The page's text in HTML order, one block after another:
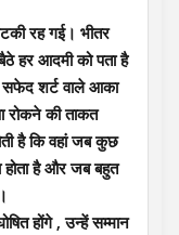
रह गई। भीतर
हर आदमी को पता है
शर्ट वाले आका
रोकने की ताकत
है कि वहां जब कुछ
होता है और जब बहुत
होंगे , उन्हें सम्मान